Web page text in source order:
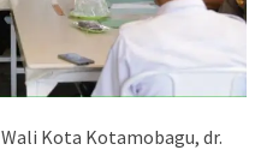
Wali Kota Kotamobagu, dr.